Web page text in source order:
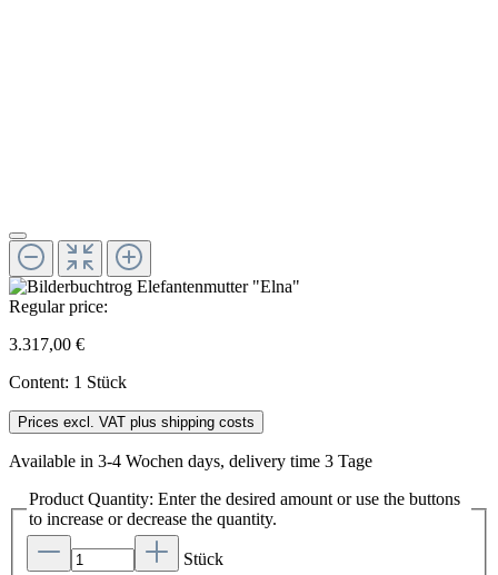
Regular price:
3.317,00 €
Content: 1 Stück
Prices excl. VAT plus shipping costs
Available in 3-4 Wochen days, delivery time 3 Tage
Product Quantity: Enter the desired amount or use the buttons
to increase or decrease the quantity.
Stück